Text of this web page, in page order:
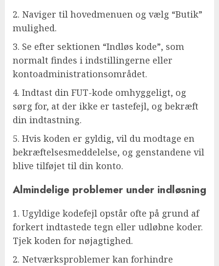
2. Naviger til hovedmenuen og vælg “Butik”
mulighed.
3. Se efter sektionen “Indløs kode”, som
normalt findes i indstillingerne eller
kontoadministrationsområdet.
4. Indtast din FUT-kode omhyggeligt, og
sørg for, at der ikke er tastefejl, og bekræft
din indtastning.
5. Hvis koden er gyldig, vil du modtage en
bekræftelsesmeddelelse, og genstandene vil
blive tilføjet til din konto.
Almindelige problemer under indløsning
1. Ugyldige kodefejl opstår ofte på grund af
forkert indtastede tegn eller udløbne koder.
Tjek koden for nøjagtighed.
2. Netværksproblemer kan forhindre